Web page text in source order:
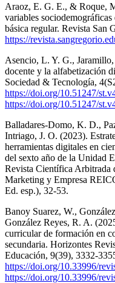
Araoz, E. G. E., & Roque,
variables sociodemográficas
básica regular. Revista San
https://
Asencio, L. Y. G.,
docente y la alfabetización
Sociedad & Tecnología,
https://doi.org/10.51247/
https://doi.org/10.51247/
Balladares-Domo, K. D.,
Intriago, J. O. (2023).
herramientas digitales en
del sexto año de la Unidad
Revista Científica Arbitrada
Marketing y Empresa
Ed. esp.), 32-53.
Banoy Suarez, W.,
González Reyes, R. A.
curricular de formación en
secundaria. Horizontes
Educación, 9(39), 3332-
https://doi.org/10.33996/
https://doi.org/10.33996/